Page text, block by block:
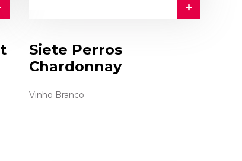
Siete Perros
Chardonnay
Vinho Branco